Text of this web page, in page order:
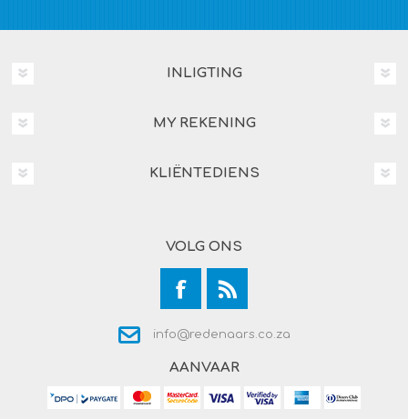
INLIGTING
MY REKENING
KLIËNTEDIENS
VOLG ONS
info@redenaars.co.za
AANVAAR